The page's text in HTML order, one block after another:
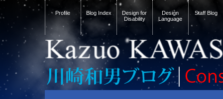
Profile Blog Index
Design for
Disability
Design
Language
Staff Blog